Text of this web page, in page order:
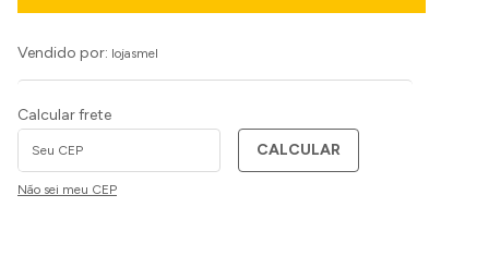
Vendido por: lojasmel
Calcular frete
CALCULAR
Não sei meu CEP